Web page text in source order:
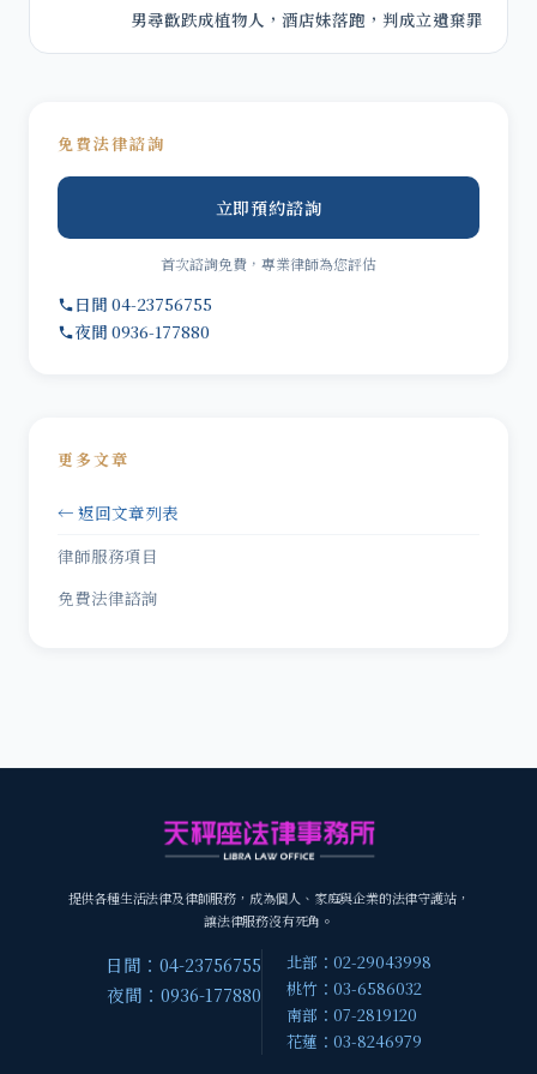
男尋歡跌成植物人，酒店妹落跑，判成立遺棄罪
免費法律諮詢
立即預約諮詢
首次諮詢免費，專業律師為您評估
日間 04-23756755
夜間 0936-177880
更多文章
← 返回文章列表
律師服務項目
免費法律諮詢
提供各種生活法律及律師服務，成為個人、家庭與企業的法律守護站，
讓法律服務沒有死角。
日間：04-23756755
夜間：0936-177880
北部：02-29043998
桃竹：03-6586032
南部：07-2819120
花蓮：03-8246979